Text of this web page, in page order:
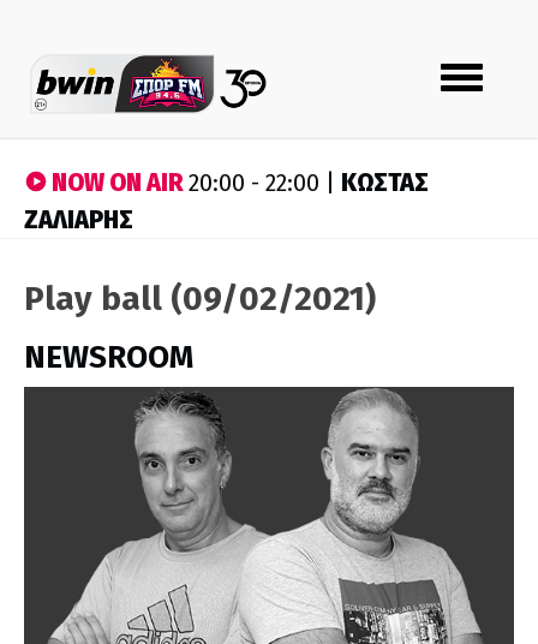
Toggle
navigation
NOW ON AIR20:00 - 22:00 | ΚΩΣΤΑΣ
ΖΑΛΙΑΡΗΣ
Play ball (09/02/2021)
NEWSROOM